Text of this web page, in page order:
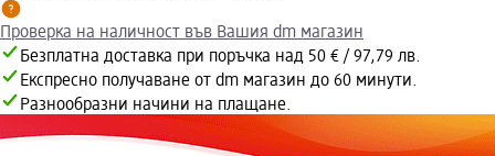
Проверка на наличност във Вашия dm магазин
Безплатна доставка при поръчка над 50 € / 97,79 лв.
Експресно получаване от dm магазин до 60 минути.
Разнообразни начини на плащане.